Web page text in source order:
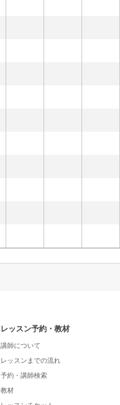
レッスン予約・教材
講師について
レッスンまでの流れ
予約・講師検索
教材